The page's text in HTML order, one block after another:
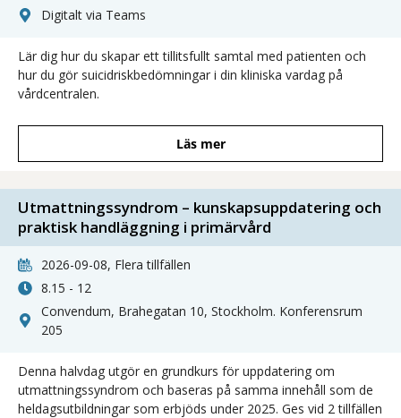
Digitalt via Teams
Lär dig hur du skapar ett tillitsfullt samtal med patienten och
hur du gör suicidriskbedömningar i din kliniska vardag på
vårdcentralen.
Läs mer
Utmattningssyndrom – kunskapsuppdatering och
praktisk handläggning i primärvård
2026-09-08, Flera tillfällen
8.15 - 12
Convendum, Brahegatan 10, Stockholm. Konferensrum
205
Denna halvdag utgör en grundkurs för uppdatering om
utmattningssyndrom och baseras på samma innehåll som de
heldagsutbildningar som erbjöds under 2025. Ges vid 2 tillfällen